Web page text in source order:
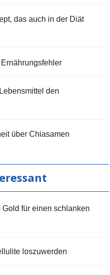
das auch in der Diät
den
über Chiasamen
Gold für einen schlanken
loszuwerden